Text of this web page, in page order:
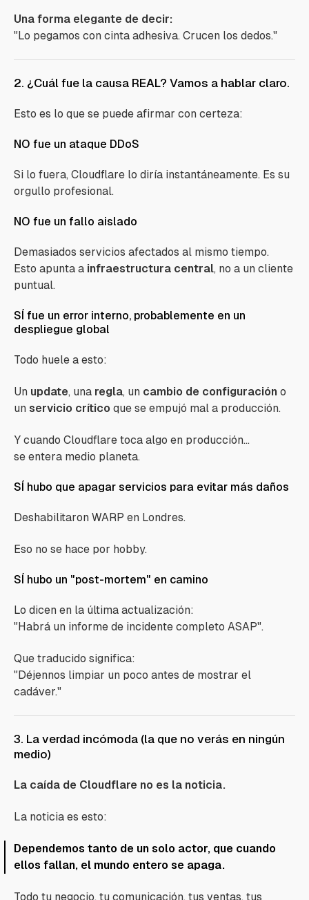
Una forma elegante de decir:
"Lo pegamos con cinta adhesiva. Crucen los dedos."
2. ¿Cuál fue la causa REAL? Vamos a hablar claro.
Esto es lo que se puede afirmar con certeza:
NO fue un ataque DDoS
Si lo fuera, Cloudflare lo diría instantáneamente. Es su
orgullo profesional.
NO fue un fallo aislado
Demasiados servicios afectados al mismo tiempo.
Esto apunta a infraestructura central, no a un cliente
puntual.
SÍ fue un error interno, probablemente en un
despliegue global
Todo huele a esto:
Un update, una regla, un cambio de configuración o
un servicio crítico que se empujó mal a producción.
Y cuando Cloudflare toca algo en producción...
se entera medio planeta.
SÍ hubo que apagar servicios para evitar más daños
Deshabilitaron WARP en Londres.
Eso no se hace por hobby.
SÍ hubo un "post-mortem" en camino
Lo dicen en la última actualización:
"Habrá un informe de incidente completo ASAP".
Que traducido significa:
"Déjennos limpiar un poco antes de mostrar el
cadáver."
3. La verdad incómoda (la que no verás en ningún
medio)
La caída de Cloudflare no es la noticia.
La noticia es esto:
Dependemos tanto de un solo actor, que cuando
ellos fallan, el mundo entero se apaga.
Todo tu negocio, tu comunicación, tus ventas, tus